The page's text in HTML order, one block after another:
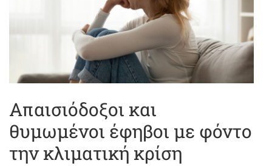
Απαισιόδοξοι και
θυμωμένοι έφηβοι με φόντο
την κλιματική κρίση